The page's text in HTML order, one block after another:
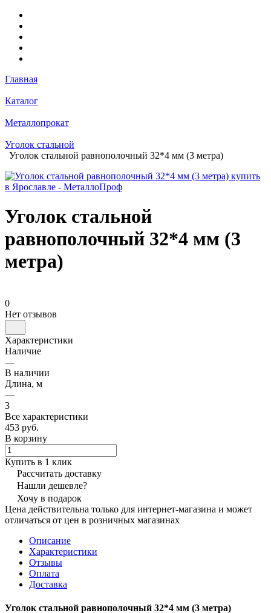
Главная
Каталог
Металлопрокат
Уголок стальной
Уголок стальной равнополочный 32*4 мм (3 метра)
Уголок стальной
равнополочный 32*4 мм (3
метра)
0
Нет отзывов
Характеристики
Наличие
—
В наличии
Длина, м
—
3
Все характеристики
453 руб.
В корзину
Купить в 1 клик
Рассчитать доставку
Нашли дешевле?
Хочу в подарок
Цена действительна только для интернет-магазина и может
отличаться от цен в розничных магазинах
Описание
Характеристики
Отзывы
Оплата
Доставка
Уголок стальной равнополочный 32*4 мм (3 метра)